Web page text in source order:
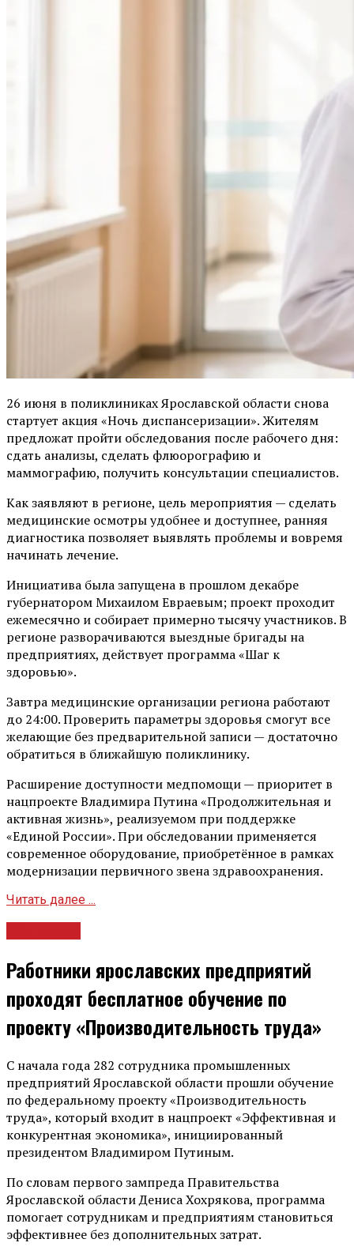
26 июня в поликлиниках Ярославской области снова
стартует акция «Ночь диспансеризации». Жителям
предложат пройти обследования после рабочего дня:
сдать анализы, сделать флюорографию и
маммографию, получить консультации специалистов.
Как заявляют в регионе, цель мероприятия — сделать
медицинские осмотры удобнее и доступнее, ранняя
диагностика позволяет выявлять проблемы и вовремя
начинать лечение.
Инициатива была запущена в прошлом декабре
губернатором Михаилом Евраевым; проект проходит
ежемесячно и собирает примерно тысячу участников. В
регионе разворачиваются выездные бригады на
предприятиях, действует программа «Шаг к
здоровью».
Завтра медицинские организации региона работают
до 24:00. Проверить параметры здоровья смогут все
желающие без предварительной записи — достаточно
обратиться в ближайшую поликлинику.
Расширение доступности медпомощи — приоритет в
нацпроекте Владимира Путина «Продолжительная и
активная жизнь», реализуемом при поддержке
«Единой России». При обследовании применяется
современное оборудование, приобретённое в рамках
модернизации первичного звена здравоохранения.
Читать далее ...
Работники ярославских предприятий
проходят бесплатное обучение по
проекту «Производительность труда»
С начала года 282 сотрудника промышленных
предприятий Ярославской области прошли обучение
по федеральному проекту «Производительность
труда», который входит в нацпроект «Эффективная и
конкурентная экономика», инициированный
президентом Владимиром Путиным.
По словам первого зампреда Правительства
Ярославской области Дениса Хохрякова, программа
помогает сотрудникам и предприятиям становиться
эффективнее без дополнительных затрат.